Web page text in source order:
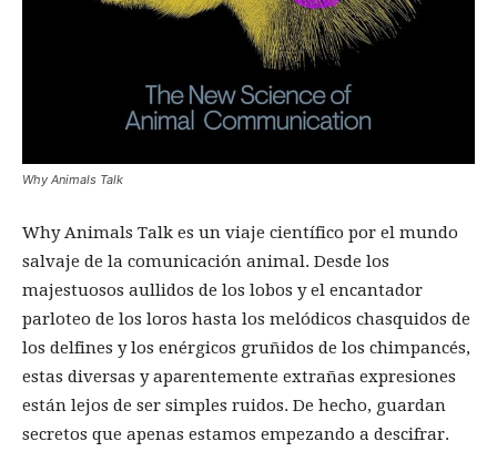
Why Animals Talk
Why Animals Talk es un viaje científico por el mundo
salvaje de la comunicación animal. Desde los
majestuosos aullidos de los lobos y el encantador
parloteo de los loros hasta los melódicos chasquidos de
los delfines y los enérgicos gruñidos de los chimpancés,
estas diversas y aparentemente extrañas expresiones
están lejos de ser simples ruidos. De hecho, guardan
secretos que apenas estamos empezando a descifrar.